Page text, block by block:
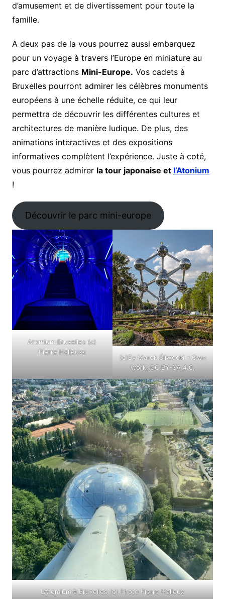
d’amusement et de divertissement pour toute la
famille.
A deux pas de la vous pourrez aussi embarquez
pour un voyage à travers l’Europe en miniature au
parc d’attractions Mini-Europe. Vos cadets à
Bruxelles pourront admirer les célèbres monuments
européens à une échelle réduite, ce qui leur
permettra de découvrir les différentes cultures et
architectures de manière ludique. De plus, des
animations interactives et des expositions
informatives complètent l’expérience. Juste à coté,
vous pourrez admirer la tour japonaise et l’Atonium
!
Découvrir le parc mini-europe
Atomium Bruxelles (c)
Pierre Halleuxa
(c)By Marek Śliwecki – Own
work, CC BY-SA 4.0,
L’Atomium à Bruxelles (c) Photo Pierre Halleux